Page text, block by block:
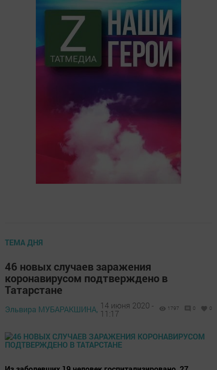
ТЕМА ДНЯ
46 новых случаев заражения
коронавирусом подтверждено в
Татарстане
Эльвира МУБАРАКШИНА, 14 июня 2020 -
11:17
1797 0 0